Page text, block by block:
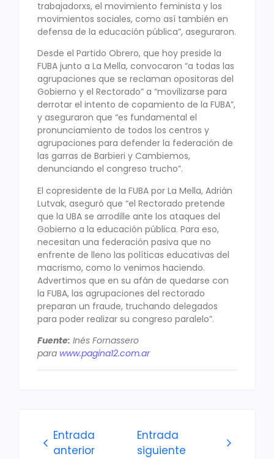
trabajadorxs, el movimiento feminista y los
movimientos sociales, como así también en
defensa de la educación pública”, aseguraron.
Desde el Partido Obrero, que hoy preside la
FUBA junto a La Mella, convocaron “a todas las
agrupaciones que se reclaman opositoras del
Gobierno y el Rectorado” a “movilizarse para
derrotar el intento de copamiento de la FUBA”,
y aseguraron que “es fundamental el
pronunciamiento de todos los centros y
agrupaciones para defender la federación de
las garras de Barbieri y Cambiemos,
denunciando el congreso trucho”.
El copresidente de la FUBA por La Mella, Adrián
Lutvak, aseguró que “el Rectorado pretende
que la UBA se arrodille ante los ataques del
Gobierno a la educación pública. Para eso,
necesitan una federación pasiva que no
enfrente de lleno las políticas educativas del
macrismo, como lo venimos haciendo.
Advertimos que en su afán de quedarse con
la FUBA, las agrupaciones del rectorado
preparan un fraude, truchando delegados
para poder realizar su congreso paralelo”.
Fuente: Inés Fornassero
para www.pagina12.com.ar
Entrada
anterior
Entrada
siguiente